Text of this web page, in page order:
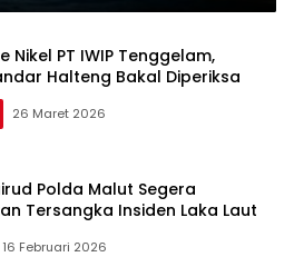
Nikel PT IWIP Tenggelam,
Halteng Bakal Diperiksa
26 Maret 2026
Polda Malut Segera
Tersangka Insiden Laka Laut
16 Februari 2026